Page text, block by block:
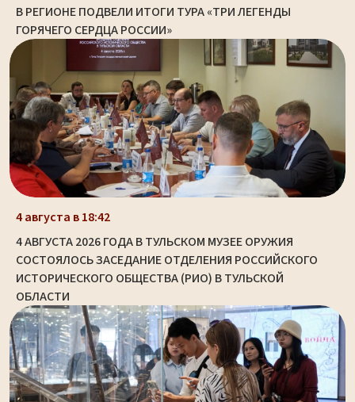
В РЕГИОНЕ ПОДВЕЛИ ИТОГИ ТУРА «ТРИ ЛЕГЕНДЫ
ГОРЯЧЕГО СЕРДЦА РОССИИ»
4 августа в 18:42
4 АВГУСТА 2026 ГОДА В ТУЛЬСКОМ МУЗЕЕ ОРУЖИЯ
СОСТОЯЛОСЬ ЗАСЕДАНИЕ ОТДЕЛЕНИЯ РОССИЙСКОГО
ИСТОРИЧЕСКОГО ОБЩЕСТВА (РИО) В ТУЛЬСКОЙ
ОБЛАСТИ